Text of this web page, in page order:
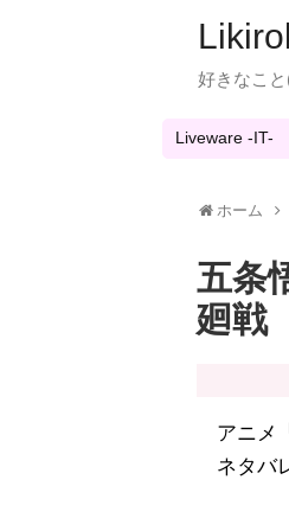
好きなこ
Liveware -IT-
ホーム
五条
廻戦
アニメ
ネタバ